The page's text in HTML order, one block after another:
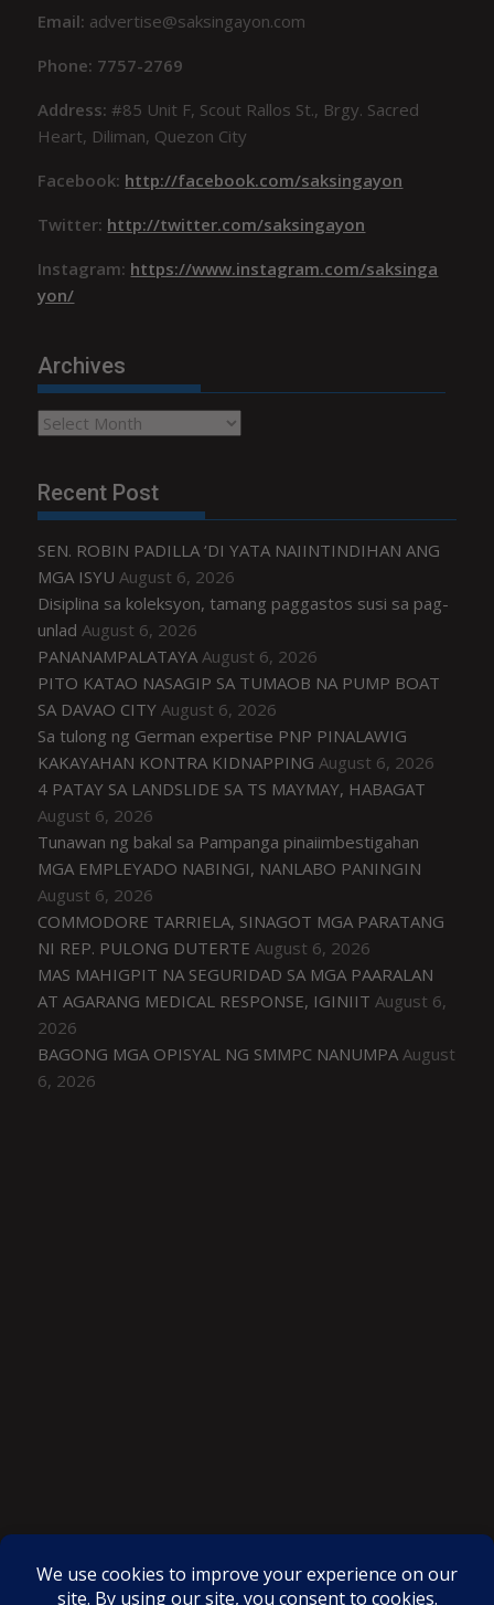
Email: advertise@saksingayon.com
Phone: 7757-2769
Address:#85 Unit F, Scout Rallos St., Brgy. Sacred
Heart, Diliman, Quezon City
Facebook: http://facebook.com/saksingayon
Twitter: http://twitter.com/saksingayon
Instagram: https://www.instagram.com/saksinga
yon/
Archives
Archives
Recent Post
SEN. ROBIN PADILLA ‘DI YATA NAIINTINDIHAN ANG
MGA ISYU August 6, 2026
Disiplina sa koleksyon, tamang paggastos susi sa pag-
unlad August 6, 2026
PANANAMPALATAYA August 6, 2026
PITO KATAO NASAGIP SA TUMAOB NA PUMP BOAT
SA DAVAO CITY August 6, 2026
Sa tulong ng German expertise PNP PINALAWIG
KAKAYAHAN KONTRA KIDNAPPING August 6, 2026
4 PATAY SA LANDSLIDE SA TS MAYMAY, HABAGAT
August 6, 2026
Tunawan ng bakal sa Pampanga pinaiimbestigahan
MGA EMPLEYADO NABINGI, NANLABO PANINGIN
August 6, 2026
COMMODORE TARRIELA, SINAGOT MGA PARATANG
NI REP. PULONG DUTERTE August 6, 2026
MAS MAHIGPIT NA SEGURIDAD SA MGA PAARALAN
AT AGARANG MEDICAL RESPONSE, IGINIIT August 6,
2026
BAGONG MGA OPISYAL NG SMMPC NANUMPA August
6, 2026